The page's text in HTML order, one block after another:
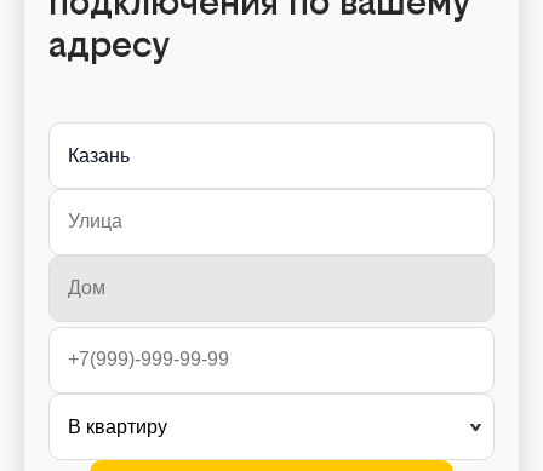
адресу
Казань